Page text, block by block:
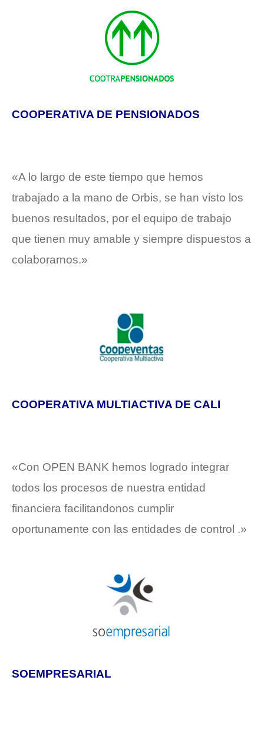
COOPERATIVA DE PENSIONADOS
«A lo largo de este tiempo que hemos
trabajado a la mano de Orbis, se han visto los
buenos resultados, por el equipo de trabajo
que tienen muy amable y siempre dispuestos a
colaborarnos.»
COOPERATIVA MULTIACTIVA DE CALI
«Con OPEN BANK hemos logrado integrar
todos los procesos de nuestra entidad
financiera facilitandonos cumplir
oportunamente con las entidades de control .»
SOEMPRESARIAL